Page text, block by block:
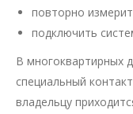
повторно
подключить
В многоквартирных
специальный
владельцу